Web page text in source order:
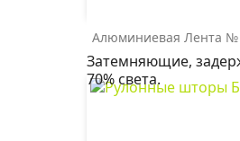
Алюминиевая Лента №
Затемняющие,
70% света.